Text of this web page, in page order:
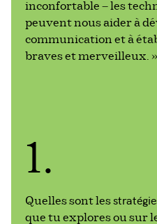
inconfortable – les
peuvent nous aider à
communication et à
braves et merveilleux. »
1.
Quelles sont les
que tu explores ou sur